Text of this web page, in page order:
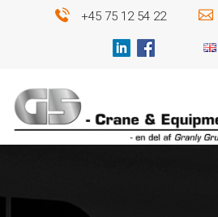
+45 75 12 54 22